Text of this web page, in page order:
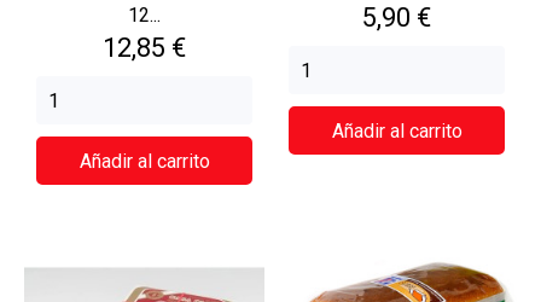
12...
Precio
12,85 €
Añadir al carrito
Precio
5,90 €
Añadir al carrito